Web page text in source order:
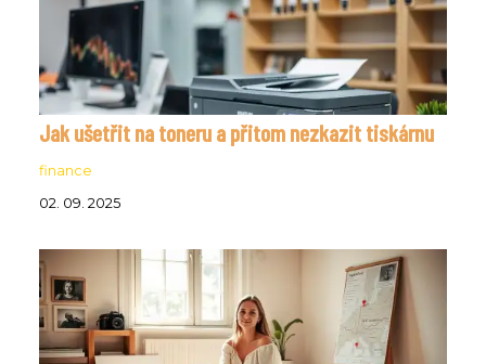
Jak ušetřit na toneru a přitom nezkazit tiskárnu
finance
02. 09. 2025